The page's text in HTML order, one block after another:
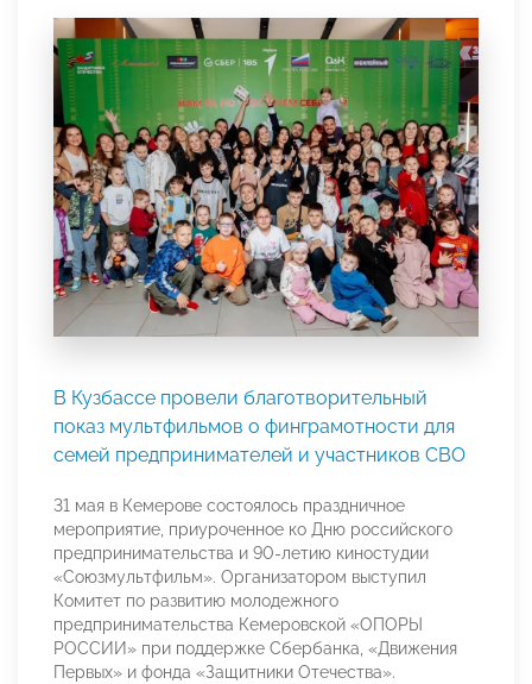
В Кузбассе провели благотворительный
показ мультфильмов о финграмотности для
семей предпринимателей и участников СВО
31 мая в Кемерове состоялось праздничное
мероприятие, приуроченное ко Дню российского
предпринимательства и 90-летию киностудии
«Союзмультфильм». Организатором выступил
Комитет по развитию молодежного
предпринимательства Кемеровской «ОПОРЫ
РОССИИ» при поддержке Сбербанка, «Движения
Первых» и фонда «Защитники Отечества».